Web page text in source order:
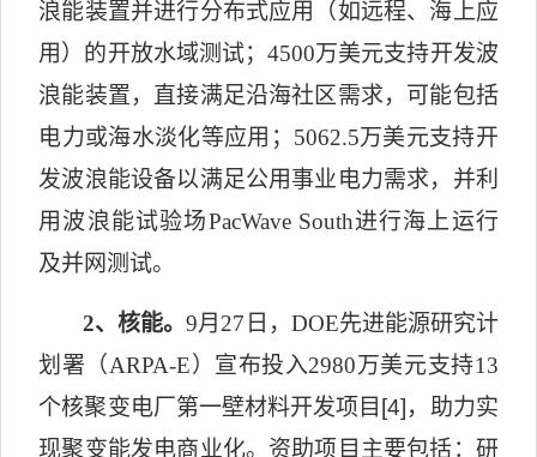
浪能装置并进行分布式应用（如远程、海上应
用）的开放水域测试；4500万美元支持开发波
浪能装置，直接满足沿海社区需求，可能包括
电力或海水淡化等应用； 5062.5万美元支持开
发波浪能设备以满足公用事业电力需求，并利
用波浪能试验场PacWave South进行海上运行
及并网测试。
2、核能。9月 27 日， DOE先进能源研究计
划署（ARPA-E）宣布投入2980万美元支持13
个核聚变电厂第一壁材料开发项目 [4] ，助力实
现聚变能发电商业化。资助项目主要包括：研